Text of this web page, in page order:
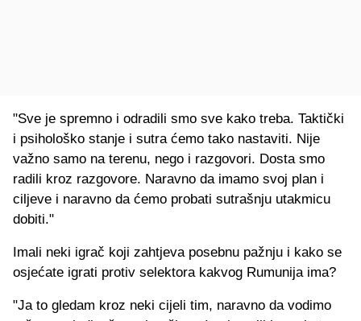
"Sve je spremno i odradili smo sve kako treba. Taktički
i psihološko stanje i sutra ćemo tako nastaviti. Nije
važno samo na terenu, nego i razgovori. Dosta smo
radili kroz razgovore. Naravno da imamo svoj plan i
ciljeve i naravno da ćemo probati sutrašnju utakmicu
dobiti."
Imali neki igrač koji zahtjeva posebnu pažnju i kako se
osjećate igrati protiv selektora kakvog Rumunija ima?
"Ja to gledam kroz neki cijeli tim, naravno da vodimo